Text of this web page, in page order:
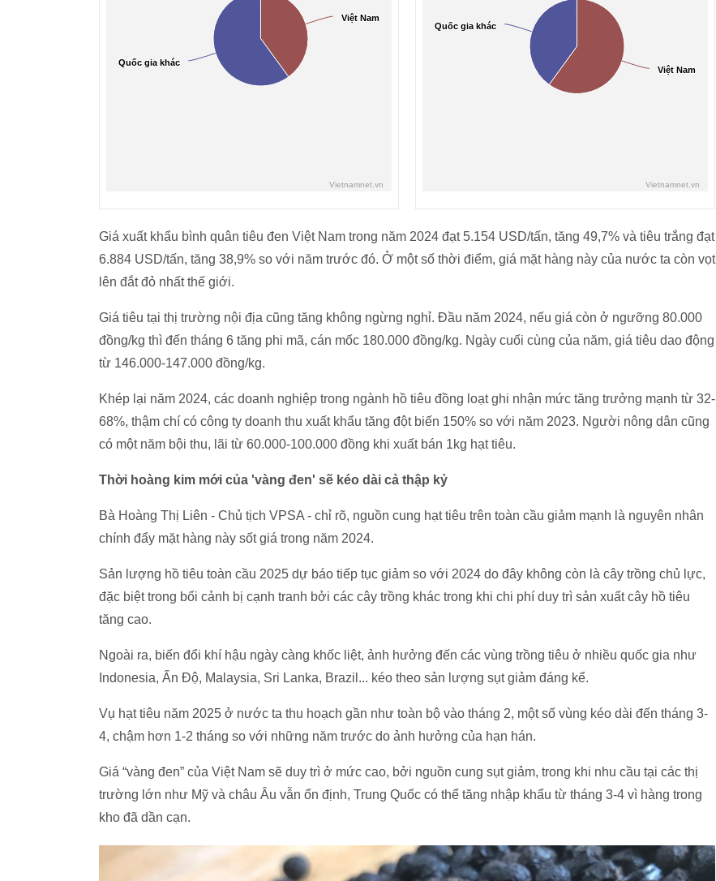
Giá xuất khẩu bình quân tiêu đen Việt Nam trong năm 2024 đạt 5.154 USD/tấn, tăng 49,7% và tiêu trắng đạt
6.884 USD/tấn, tăng 38,9% so với năm trước đó. Ở một số thời điểm, giá mặt hàng này của nước ta còn vọt
lên đắt đỏ nhất thế giới.
Giá tiêu tại thị trường nội địa cũng tăng không ngừng nghỉ. Đầu năm 2024, nếu giá còn ở ngưỡng 80.000
đồng/kg thì đến tháng 6 tăng phi mã, cán mốc 180.000 đồng/kg. Ngày cuối cùng của năm, giá tiêu dao động
từ 146.000-147.000 đồng/kg.
Khép lại năm 2024, các doanh nghiệp trong ngành hồ tiêu đồng loạt ghi nhận mức tăng trưởng mạnh từ 32-
68%, thậm chí có công ty doanh thu xuất khẩu tăng đột biến 150% so với năm 2023. Người nông dân cũng
có một năm bội thu, lãi từ 60.000-100.000 đồng khi xuất bán 1kg hạt tiêu.
Thời hoàng kim mới của 'vàng đen' sẽ kéo dài cả thập kỷ
Bà Hoàng Thị Liên - Chủ tịch VPSA - chỉ rõ, nguồn cung hạt tiêu trên toàn cầu giảm mạnh là nguyên nhân
chính đẩy mặt hàng này sốt giá trong năm 2024.
Sản lượng hồ tiêu toàn cầu 2025 dự báo tiếp tục giảm so với 2024 do đây không còn là cây trồng chủ lực,
đặc biệt trong bối cảnh bị cạnh tranh bởi các cây trồng khác trong khi chi phí duy trì sản xuất cây hồ tiêu
tăng cao.
Ngoài ra, biến đổi khí hậu ngày càng khốc liệt, ảnh hưởng đến các vùng trồng tiêu ở nhiều quốc gia như
Indonesia, Ấn Độ, Malaysia, Sri Lanka, Brazil... kéo theo sản lượng sụt giảm đáng kể.
Vụ hạt tiêu năm 2025 ở nước ta thu hoạch gần như toàn bộ vào tháng 2, một số vùng kéo dài đến tháng 3-
4, chậm hơn 1-2 tháng so với những năm trước do ảnh hưởng của hạn hán.
Giá “vàng đen” của Việt Nam sẽ duy trì ở mức cao, bởi nguồn cung sụt giảm, trong khi nhu cầu tại các thị
trường lớn như Mỹ và châu Âu vẫn ổn định, Trung Quốc có thể tăng nhập khẩu từ tháng 3-4 vì hàng trong
kho đã dần cạn.